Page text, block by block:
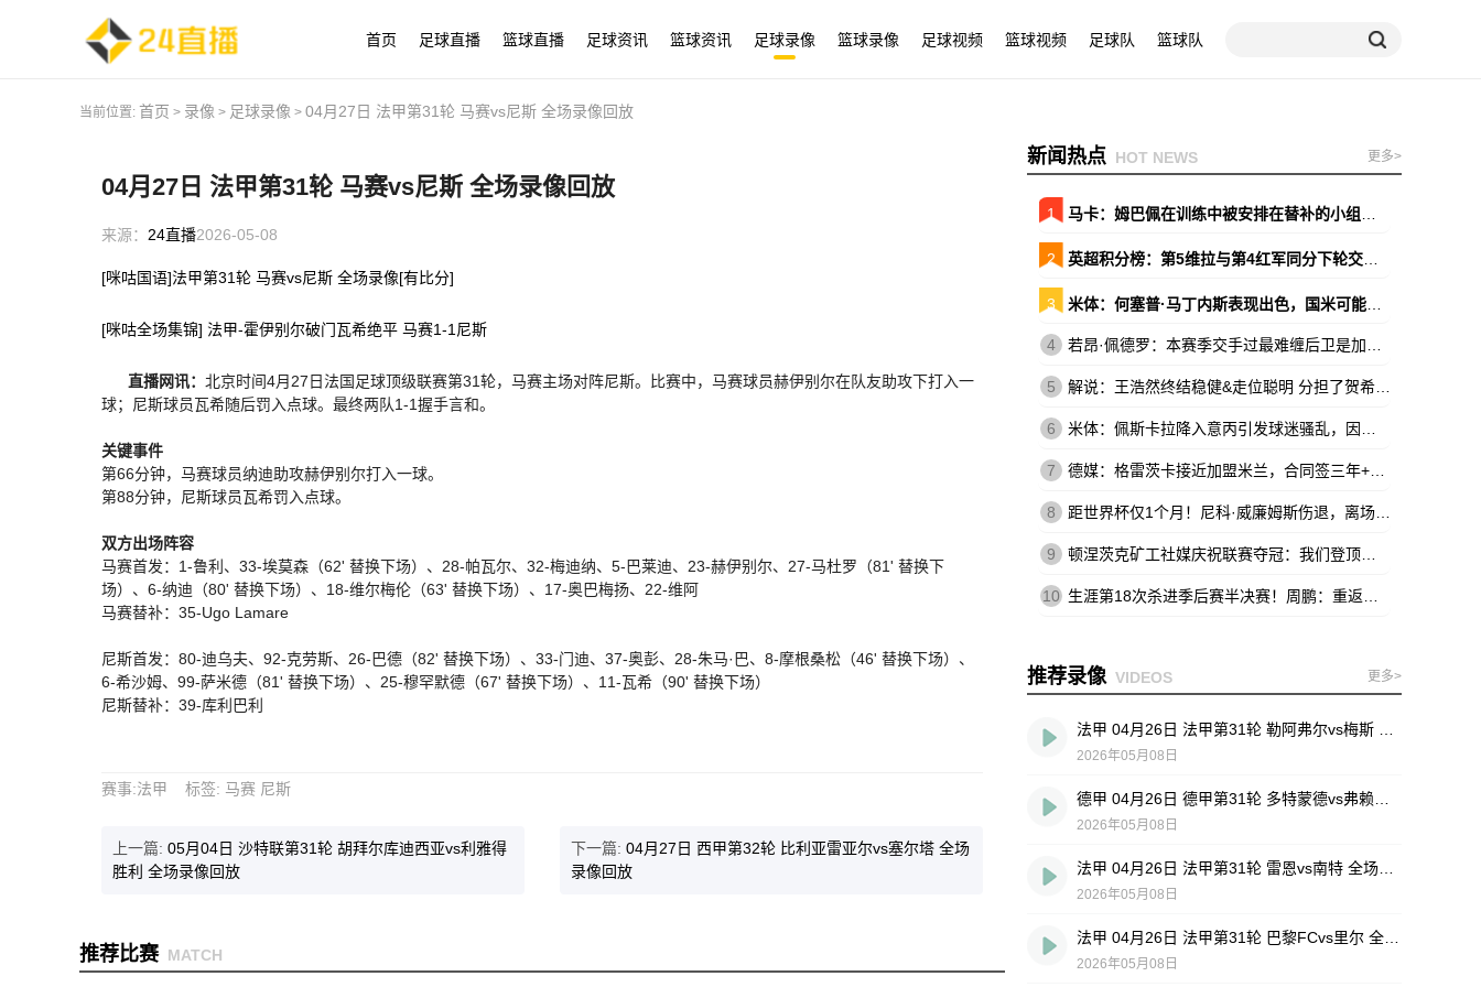
首页 足球直播 篮球直播 足球资讯 篮球资讯 足球录像 篮球录像 足球视频 篮球视频 足球队 篮球队
当前位置: 首页 > 录像 > 足球录像 > 04月27日 法甲第31轮 马赛vs尼斯 全场录像回放
04月27日 法甲第31轮 马赛vs尼斯 全场录像回放
来源： 24直播2026-05-08
[咪咕国语]法甲第31轮 马赛vs尼斯 全场录像[有比分]
[咪咕全场集锦] 法甲-霍伊别尔破门瓦希绝平 马赛1-1尼斯
直播网讯： 北京时间4月27日法国足球顶级联赛第31轮，马赛主场对阵尼斯。比赛中，马赛球员赫伊别尔在队友助攻下打入一
球；尼斯球员瓦希随后罚入点球。最终两队1-1握手言和。
关键事件
第66分钟，马赛球员纳迪助攻赫伊别尔打入一球。
第88分钟，尼斯球员瓦希罚入点球。
双方出场阵容
马赛首发：1-鲁利、33-埃莫森（62' 替换下场）、28-帕瓦尔、32-梅迪纳、5-巴莱迪、23-赫伊别尔、27-马杜罗（81' 替换下
场）、6-纳迪（80' 替换下场）、18-维尔梅伦（63' 替换下场）、17-奥巴梅扬、22-维阿
马赛替补：35-Ugo Lamare
尼斯首发：80-迪乌夫、92-克劳斯、26-巴德（82' 替换下场）、33-门迪、37-奥彭、28-朱马·巴、8-摩根桑松（46' 替换下场）、
6-希沙姆、99-萨米德（81' 替换下场）、25-穆罕默德（67' 替换下场）、11-瓦希（90' 替换下场）
尼斯替补：39-库利巴利
赛事:法甲 标签: 马赛 尼斯
上一篇: 05月04日 沙特联第31轮 胡拜尔库迪西亚vs利雅得
胜利 全场录像回放
下一篇: 04月27日 西甲第32轮 比利亚雷亚尔vs塞尔塔 全场
录像回放
推荐比赛 MATCH
新闻热点 HOT NEWS 更多>
1 马卡：姆巴佩在训练中被安排在替补的小组，原本会以替补出战巴萨
2 英超积分榜：第5维拉与第4红军同分下轮交锋 森林暂领先降级区7分
3 米体：何塞普·马丁内斯表现出色，国米可能放弃引进维卡里奥
4 若昂·佩德罗：本赛季交手过最难缠后卫是加布，他的速度让我惊讶
5 解说：王浩然终结稳健&走位聪明 分担了贺希宁和史密斯的进攻压力
6 米体：佩斯卡拉降入意丙引发球迷骚乱，因西涅落泪、被球迷嘘
7 德媒：格雷茨卡接近加盟米兰，合同签三年+基础年薪500万欧
8 距世界杯仅1个月！尼科·威廉姆斯伤退，离场时不断说：这不可能
9 顿涅茨克矿工社媒庆祝联赛夺冠：我们登顶王座，实至名归
10 生涯第18次杀进季后赛半决赛！周鹏：重返四强 跟球队一起拼到底
推荐录像 VIDEOS 更多>
2026年05月08日
2026年05月08日
2026年05月08日
2026年05月08日